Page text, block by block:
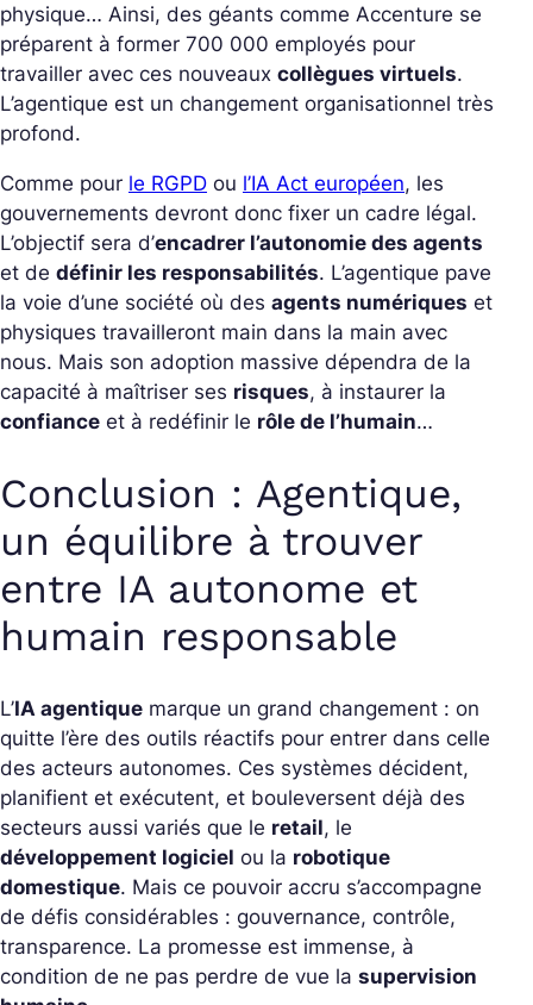
physique… Ainsi, des géants comme Accenture se
préparent à former 700 000 employés pour
travailler avec ces nouveaux collègues virtuels.
L’agentique est un changement organisationnel très
profond.
Comme pour le RGPD ou l’IA Act européen, les
gouvernements devront donc fixer un cadre légal.
L’objectif sera d’encadrer l’autonomie des agents
et de définir les responsabilités. L’agentique pave
la voie d’une société où des agents numériques et
physiques travailleront main dans la main avec
nous. Mais son adoption massive dépendra de la
capacité à maîtriser ses risques, à instaurer la
confiance et à redéfinir le rôle de l’humain…
Conclusion : Agentique,
un équilibre à trouver
entre IA autonome et
humain responsable
L’IA agentique marque un grand changement : on
quitte l’ère des outils réactifs pour entrer dans celle
des acteurs autonomes. Ces systèmes décident,
planifient et exécutent, et bouleversent déjà des
secteurs aussi variés que le retail, le
développement logiciel ou la robotique
domestique. Mais ce pouvoir accru s’accompagne
de défis considérables : gouvernance, contrôle,
transparence. La promesse est immense, à
condition de ne pas perdre de vue la supervision